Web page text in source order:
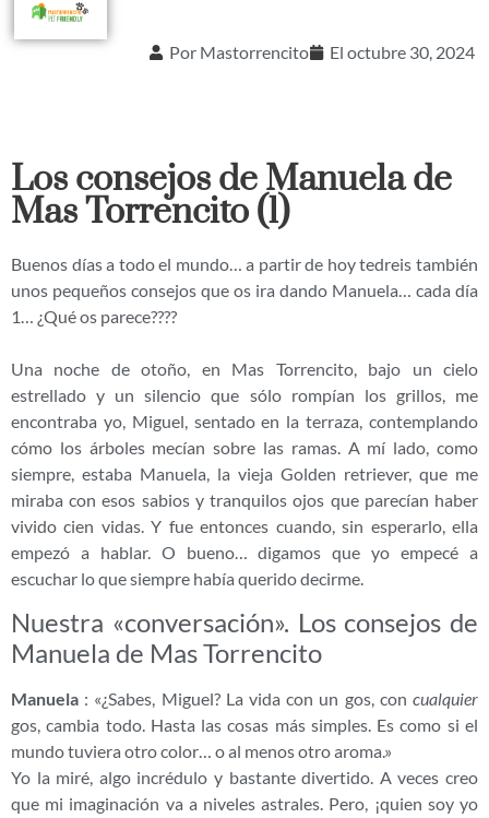
Por Mastorrencito El octubre 30, 2024
Los consejos de Manuela de
Mas Torrencito (1)
Buenos días a todo el mundo… a partir de hoy tedreis también
unos pequeños consejos que os ira dando Manuela… cada día
1… ¿Qué os parece????
Una noche de otoño, en Mas Torrencito, bajo un cielo
estrellado y un silencio que sólo rompían los grillos, me
encontraba yo, Miguel, sentado en la terraza, contemplando
cómo los árboles mecían sobre las ramas. A mí lado, como
siempre, estaba Manuela, la vieja Golden retriever, que me
miraba con esos sabios y tranquilos ojos que parecían haber
vivido cien vidas. Y fue entonces cuando, sin esperarlo, ella
empezó a hablar. O bueno… digamos que yo empecé a
escuchar lo que siempre había querido decirme.
Nuestra «conversación». Los consejos de
Manuela de Mas Torrencito
Manuela : «¿Sabes, Miguel? La vida con un gos, con cualquier
gos, cambia todo. Hasta las cosas más simples. Es como si el
mundo tuviera otro color… o al menos otro aroma.»
Yo la miré, algo incrédulo y bastante divertido. A veces creo
que mi imaginación va a niveles astrales. Pero, ¡quien soy yo